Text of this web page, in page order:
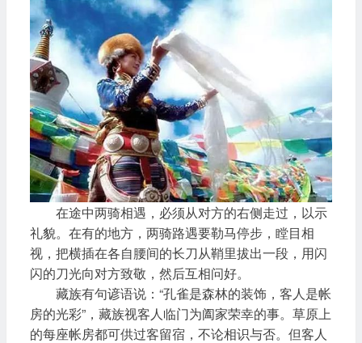
在途中两骑相遇，必须从对方的右侧走过，以示
礼貌。在有的地方，两骑路遇要勒马停步，瞠目相
视，把横插在各自腰间的长刀从鞘里拔出一段，用闪
闪的刀光向对方致敬，然后互相问好。
藏族有句谚语说：“孔雀是森林的装饰，客人是帐
房的光彩”，藏族视客人临门为阖家荣幸的事。草原上
的每座帐房都可供过客留宿，不论相识与否。但客人